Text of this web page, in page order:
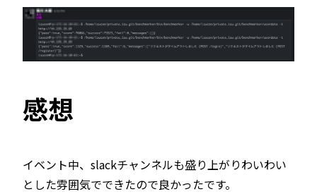
感想
イベント中、slackチャンネルも盛り上がりわいわい
とした雰囲気でできたので良かったです。